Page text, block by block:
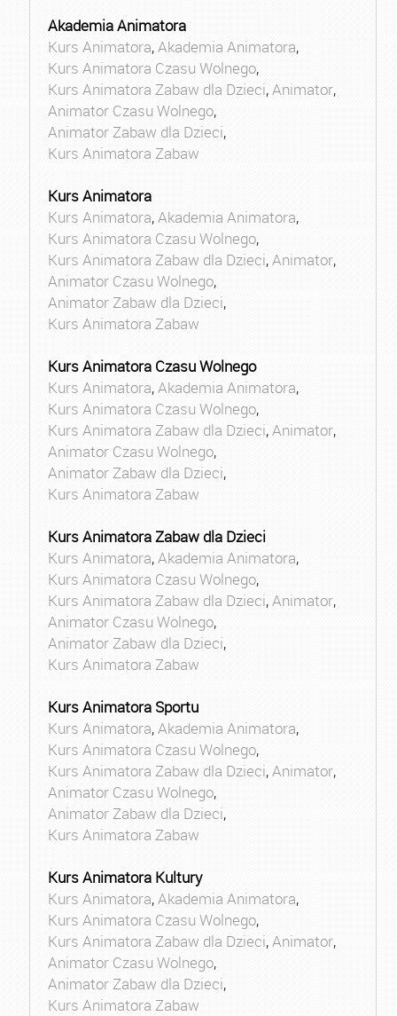
Akademia Animatora
Kurs Animatora,Akademia Animatora,
Kurs Animatora Czasu Wolnego,
Kurs Animatora Zabaw dla Dzieci,Animator,
Animator Czasu Wolnego,
Animator Zabaw dla Dzieci,
Kurs Animatora Zabaw
Kurs Animatora
Kurs Animatora,Akademia Animatora,
Kurs Animatora Czasu Wolnego,
Kurs Animatora Zabaw dla Dzieci,Animator,
Animator Czasu Wolnego,
Animator Zabaw dla Dzieci,
Kurs Animatora Zabaw
Kurs Animatora Czasu Wolnego
Kurs Animatora,Akademia Animatora,
Kurs Animatora Czasu Wolnego,
Kurs Animatora Zabaw dla Dzieci,Animator,
Animator Czasu Wolnego,
Animator Zabaw dla Dzieci,
Kurs Animatora Zabaw
Kurs Animatora Zabaw dla Dzieci
Kurs Animatora,Akademia Animatora,
Kurs Animatora Czasu Wolnego,
Kurs Animatora Zabaw dla Dzieci,Animator,
Animator Czasu Wolnego,
Animator Zabaw dla Dzieci,
Kurs Animatora Zabaw
Kurs Animatora Sportu
Kurs Animatora,Akademia Animatora,
Kurs Animatora Czasu Wolnego,
Kurs Animatora Zabaw dla Dzieci,Animator,
Animator Czasu Wolnego,
Animator Zabaw dla Dzieci,
Kurs Animatora Zabaw
Kurs Animatora Kultury
Kurs Animatora,Akademia Animatora,
Kurs Animatora Czasu Wolnego,
Kurs Animatora Zabaw dla Dzieci,Animator,
Animator Czasu Wolnego,
Animator Zabaw dla Dzieci,
Kurs Animatora Zabaw